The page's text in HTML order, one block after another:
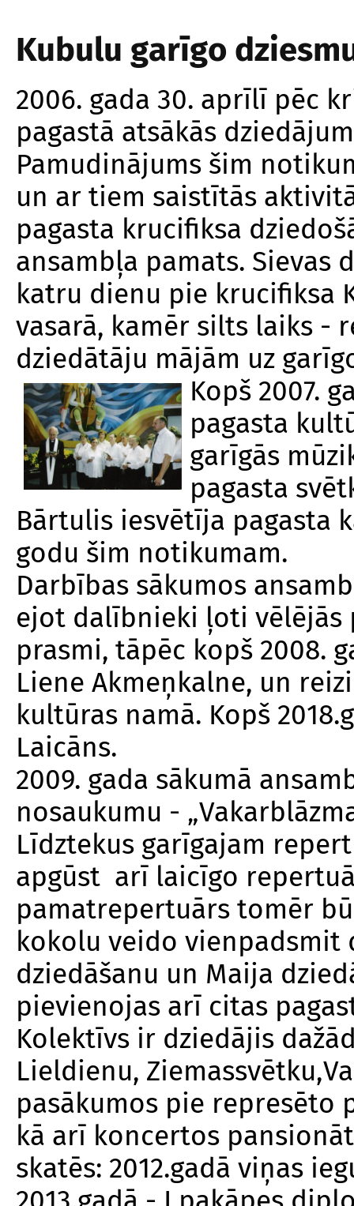
Kubulu garīgo
2006. gada 30. aprīlī pēc
pagastā atsākās
Pamudinājums šim
un ar tiem saistītās
pagasta krucifiksa
ansambļa pamats. Sievas
katru dienu pie krucifiksa
vasarā, kamēr silts laiks -
dziedātāju mājām uz
Kopš 2007.
pagasta
garīgās
pagasta
Bārtulis iesvētīja pagasta
godu šim notikumam.
Darbības sākumos
ejot dalībnieki ļoti vēlējās
prasmi, tāpēc kopš 2008.
Liene Akmeņkalne, un
kultūras namā. Kopš
Laicāns.
2009. gada sākumā
nosaukumu -
Līdztekus garīgajam
apgūst arī laicīgo
pamatrepertuārs tomēr
kokolu veido vienpadsmit
dziedāšanu un Maija
pievienojas arī citas
Kolektīvs ir dziedājis
Lieldienu,
pasākumos pie represēto
kā arī koncertos
skatēs: 2012.gadā viņas